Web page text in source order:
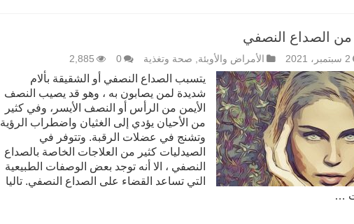
الصداع النصفي
2 سبتمبر، 2021 الأمراض والأوبئة, صحة وتغذية 0
2,885
يتسبب الصداع النصفي أو الشقيقة بألام
شديدة لمن يصابون به ، وهو قد يصيب النصف
الأيمن من الرأس أو النصف الأيسر، وفي كثير
من الأحيان يؤدي إلى الغثيان واضطراب الرؤية
وتشنج في عضلات الرقبة. وتتوفر في
الصيدليات كثير من العلاجات الخاصة بالصداع
النصفي ، الا أنه توجد بعض الوصفات الطبيعية
التي تساعد القضاء على الصداع النصفي. تاليا
…